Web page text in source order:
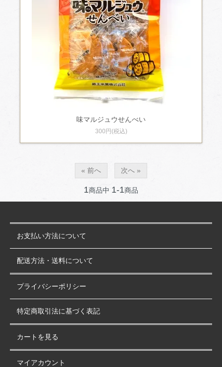
味マルジュウせんべい
300円(税込)
« 前へ 次へ »
1商品中 1-1商品
お支払い方法について
配送方法・送料について
プライバシーポリシー
特定商取引法に基づく表記
カートを見る
マイアカウント